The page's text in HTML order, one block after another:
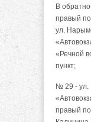
В
правый
ул.
«Речной
пункт;
№ 29 - ул.
правый